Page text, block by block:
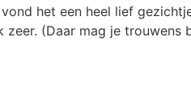
het een heel lief
(Daar mag je trouwens